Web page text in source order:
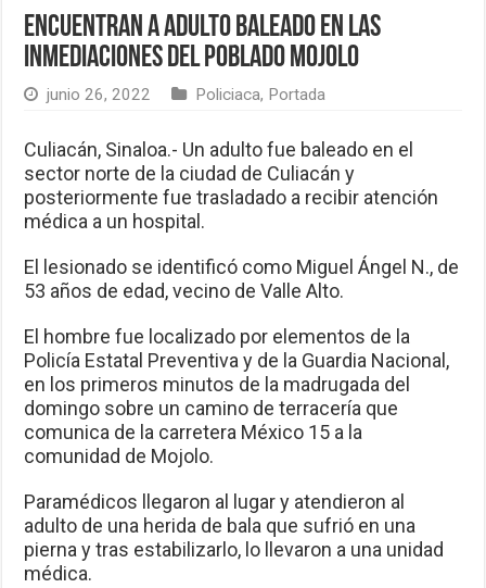
Encuentran a adulto baleado en las
inmediaciones del poblado Mojolo
junio 26, 2022 Policiaca, Portada
Culiacán, Sinaloa.- Un adulto fue baleado en el
sector norte de la ciudad de Culiacán y
posteriormente fue trasladado a recibir atención
médica a un hospital.
El lesionado se identificó como Miguel Ángel N., de
53 años de edad, vecino de Valle Alto.
El hombre fue localizado por elementos de la
Policía Estatal Preventiva y de la Guardia Nacional,
en los primeros minutos de la madrugada del
domingo sobre un camino de terracería que
comunica de la carretera México 15 a la
comunidad de Mojolo.
Paramédicos llegaron al lugar y atendieron al
adulto de una herida de bala que sufrió en una
pierna y tras estabilizarlo, lo llevaron a una unidad
médica.